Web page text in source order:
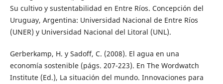
Su cultivo y sustentabilidad en Entre Ríos. Concepción del
Uruguay, Argentina: Universidad Nacional de Entre Ríos
(UNER) y Universidad Nacional del Litoral (UNL).
Gerberkamp, H. y Sadoff, C. (2008). El agua en una
economía sostenible (págs. 207-223). En The Wordwatch
Institute (Ed.), La situación del mundo. Innovaciones para